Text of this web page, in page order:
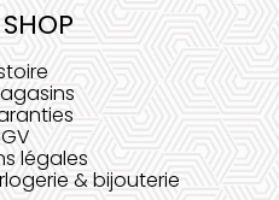
légales
& bijouterie